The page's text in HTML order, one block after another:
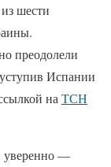
шести
преодолели
Испании
на ТСН
уверенно —